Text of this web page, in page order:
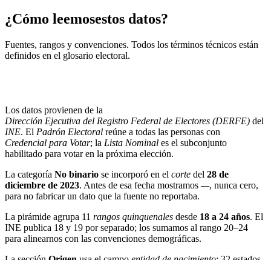
¿Cómo leemosestos datos?
Fuentes, rangos y convenciones. Todos los términos técnicos están
definidos en el glosario electoral.
Los datos provienen de la
Dirección Ejecutiva del Registro Federal de Electores (DERFE) del
INE. El Padrón Electoral reúne a todas las personas con
Credencial para Votar; la Lista Nominal es el subconjunto
habilitado para votar en la próxima elección.
La categoría No binario se incorporó en el corte del 28 de
diciembre de 2023. Antes de esa fecha mostramos —, nunca cero,
para no fabricar un dato que la fuente no reportaba.
La pirámide agrupa 11 rangos quinquenales desde 18 a 24 años. El
INE publica 18 y 19 por separado; los sumamos al rango 20–24
para alinearnos con las convenciones demográficas.